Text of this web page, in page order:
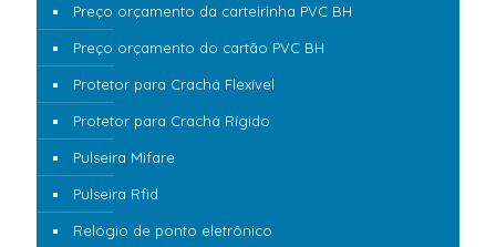
Preço orçamento da carteirinha PVC BH
Preço orçamento do cartão PVC BH
Protetor para Crachá Flexível
Protetor para Crachá Rígido
Pulseira Mifare
Pulseira Rfid
Relógio de ponto eletrônico